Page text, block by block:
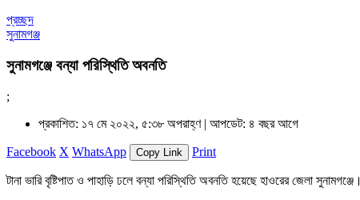
প্রচ্ছদ
সুনামগঞ্জ
সুনামগঞ্জে বন্যা পরিস্থিতি অবনতি
;
প্রকাশিত: ১৭ মে ২০২২, ৫:৩৮ অপরাহ্ণ | আপডেট: ৪ বছর আগে
Facebook X WhatsApp Copy Link Print
টানা ভারি বৃষ্টিপাত ও পাহাড়ি ঢলে বন্যা পরিস্থিতি অবনতি হয়েছে হাওরের জেলা সুনামগঞ্জে।